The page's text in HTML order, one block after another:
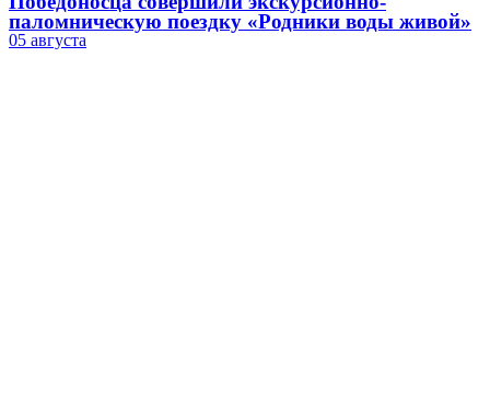
паломническую поездку «Родники воды живой»
05 августа